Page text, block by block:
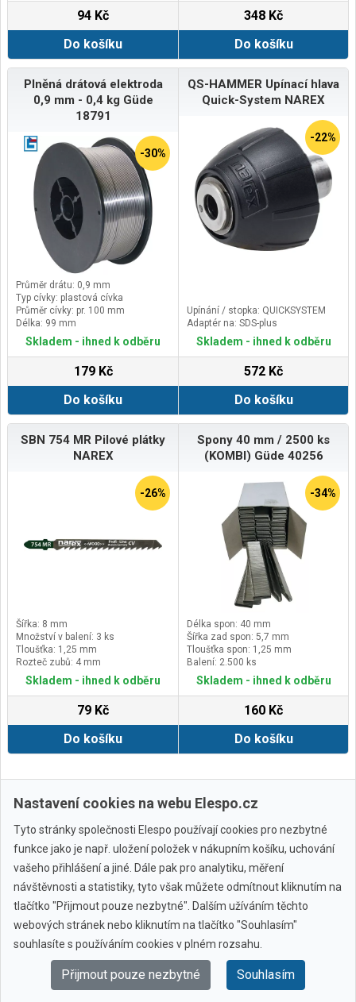
94 Kč
Do košíku
348 Kč
Do košíku
Plněná drátová elektroda
0,9 mm - 0,4 kg Güde
18791
-30%
Průměr drátu: 0,9 mm
Typ cívky: plastová cívka
Průměr cívky: pr. 100 mm
Délka: 99 mm
Skladem - ihned k odběru
179 Kč
Do košíku
QS-HAMMER Upínací hlava
Quick-System NAREX
-22%
Upínání / stopka: QUICKSYSTEM
Adaptér na: SDS-plus
Skladem - ihned k odběru
572 Kč
Do košíku
SBN 754 MR Pilové plátky
NAREX
-26%
Šířka: 8 mm
Množství v balení: 3 ks
Tloušťka: 1,25 mm
Rozteč zubů: 4 mm
Skladem - ihned k odběru
79 Kč
Do košíku
Spony 40 mm / 2500 ks
(KOMBI) Güde 40256
-34%
Délka spon: 40 mm
Šířka zad spon: 5,7 mm
Tloušťka spon: 1,25 mm
Balení: 2.500 ks
Skladem - ihned k odběru
160 Kč
Do košíku
Další › Poslední »
Všechny značky
© 2010 - 2026 Elespo.cz
Nastavení cookies na webu Elespo.cz
Tyto stránky společnosti Elespo používají cookies pro nezbytné
funkce jako je např. uložení položek v nákupním košíku, uchování
vašeho přihlášení a jiné. Dále pak pro analytiku, měření
návštěvnosti a statistiky, tyto však můžete odmítnout kliknutím na
tlačítko "Přijmout pouze nezbytné". Dalším užíváním těchto
webových stránek nebo kliknutím na tlačítko "Souhlasím"
souhlasíte s používáním cookies v plném rozsahu.
Přijmout pouze nezbytné Souhlasím